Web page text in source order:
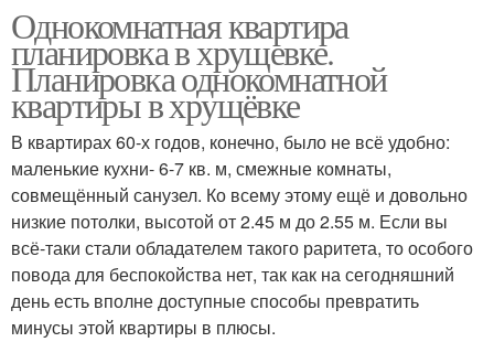
Однокомнатная квартира
планировка в хрущевке.
Планировка однокомнатной
квартиры в хрущёвке
В квартирах 60-х годов, конечно, было не всё удобно:
маленькие кухни- 6-7 кв. м, смежные комнаты,
совмещённый санузел. Ко всему этому ещё и довольно
низкие потолки, высотой от 2.45 м до 2.55 м. Если вы
всё-таки стали обладателем такого раритета, то особого
повода для беспокойства нет, так как на сегодняшний
день есть вполне доступные способы превратить
минусы этой квартиры в плюсы.